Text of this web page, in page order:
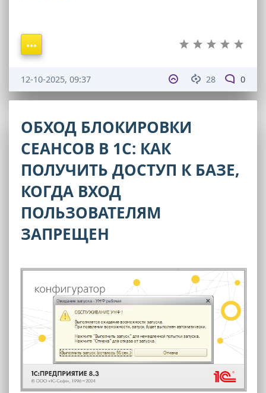
28 0
12-10-2025, 09:37
ОБХОД БЛОКИРОВКИ
СЕАНСОВ В 1С: КАК
ПОЛУЧИТЬ ДОСТУП К БАЗЕ,
КОГДА ВХОД
ПОЛЬЗОВАТЕЛЯМ
ЗАПРЕЩЕН